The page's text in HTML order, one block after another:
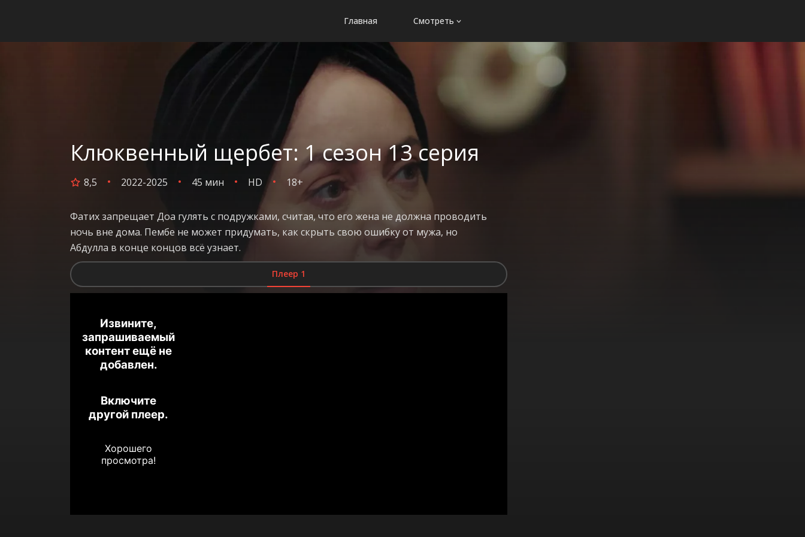
Главная Смотреть
Клюквенный щербет: 1 сезон 13 серия
8,5 2022-2025 45 мин HD 18+
Фатих запрещает Доа гулять с подружками, считая, что его жена не должна проводить
ночь вне дома. Пембе не может придумать, как скрыть свою ошибку от мужа, но
Абдулла в конце концов всё узнает.
Плеер 1